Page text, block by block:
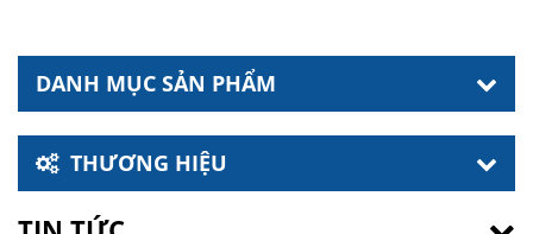
DANH MỤC SẢN PHẨM
THƯƠNG HIỆU